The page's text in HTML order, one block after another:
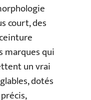
court, des
marques qui
un vrai
dotés